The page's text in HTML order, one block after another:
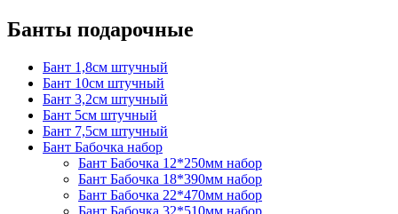
Банты подарочные
Бант 1,8см штучный
Бант 10см штучный
Бант 3,2см штучный
Бант 5см штучный
Бант 7,5см штучный
Бант Бабочка набор
Бант Бабочка 12*250мм набор
Бант Бабочка 18*390мм набор
Бант Бабочка 22*470мм набор
Бант Бабочка 32*510мм набор